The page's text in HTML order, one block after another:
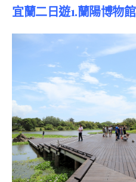
宜蘭二日遊1.蘭陽博物館